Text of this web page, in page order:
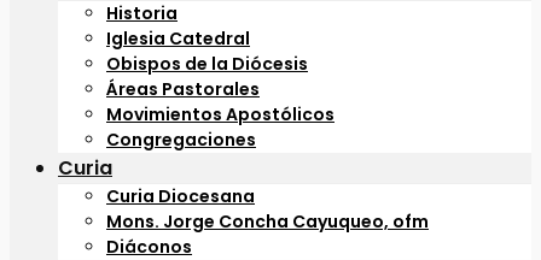
Historia
Iglesia Catedral
Obispos de la Diócesis
Áreas Pastorales
Movimientos Apostólicos
Congregaciones
Curia
Curia Diocesana
Mons. Jorge Concha Cayuqueo, ofm
Diáconos